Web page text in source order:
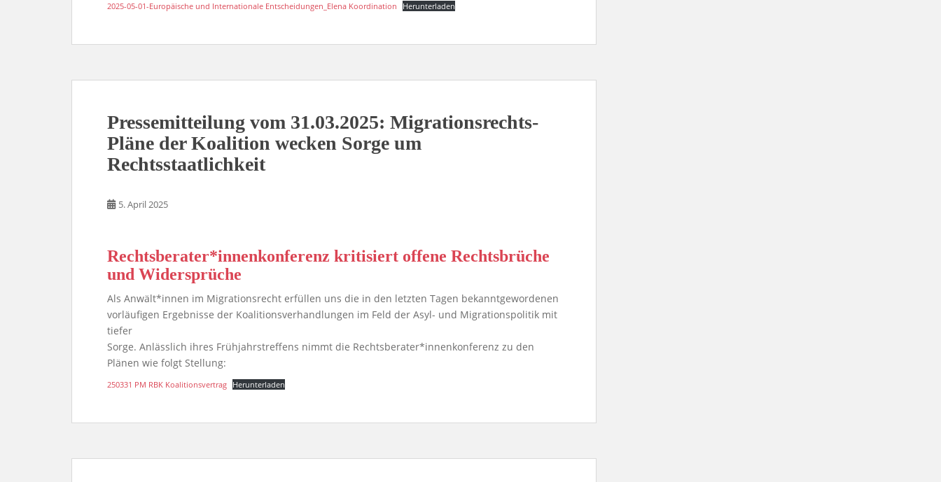
2025-05-01-Europäische und Internationale Entscheidungen_Elena Koordination Herunterladen
Pressemitteilung vom 31.03.2025: Migrationsrechts-
Pläne der Koalition wecken Sorge um
Rechtsstaatlichkeit
5. April 2025
Rechtsberater*innenkonferenz kritisiert offene Rechtsbrüche
und Widersprüche
Als Anwält*innen im Migrationsrecht erfüllen uns die in den letzten Tagen bekanntgewordenen
vorläufigen Ergebnisse der Koalitionsverhandlungen im Feld der Asyl- und Migrationspolitik mit
tiefer
Sorge. Anlässlich ihres Frühjahrstreffens nimmt die Rechtsberater*innenkonferenz zu den
Plänen wie folgt Stellung:
250331 PM RBK Koalitionsvertrag Herunterladen